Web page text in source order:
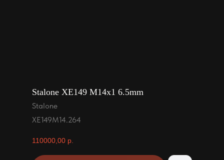
Stalone XE149 M14x1 6.5mm
Stalone
XE149M14.264
110000,00 р.